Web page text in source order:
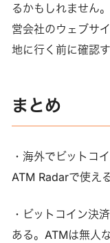
るかもしれません
営会社のウェブサ
地に行く前に確認
まとめ
・海外でビットコ
ATM Radarで使え
・ビットコイン決
ある。ATMは無人